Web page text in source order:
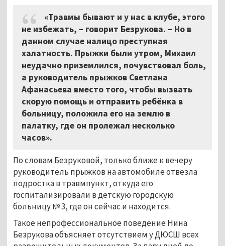
«Травмы бывают и у нас в клубе, этого
не избежать, – говорит Безрукова. – Но в
данном случае налицо преступная
халатность. Прыжки были утром, Михаил
неудачно приземлился, почувствовал боль,
а руководитель прыжков Светлана
Афанасьева вместо того, чтобы вызвать
скорую помощь и отправить ребёнка в
больницу, положила его на землю в
палатку, где он пролежал несколько
часов».
По словам Безруковой, только ближе к вечеру
руководитель прыжков на автомобиле отвезла
подростка в травмпункт, откуда его
госпитализировали в детскую городскую
больницу № 3, где он сейчас и находится.
Такое непрофессиональное поведение Нина
Безрукова объясняет отсутствием у ДЮСШ всех